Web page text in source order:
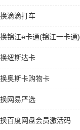
滴滴打车
锦江e卡通(锦江一卡通)
纽斯达卡
奥斯卡购物卡
网易严选
百度网盘会员激活码